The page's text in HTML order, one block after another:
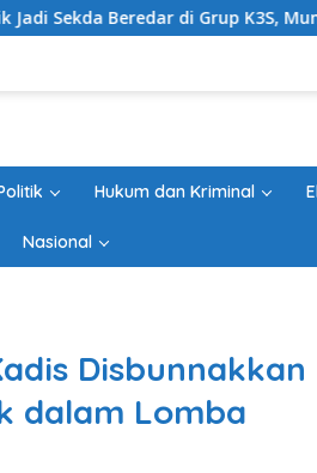
K3S, Munculkan Pertanyaan
Hukum dan Kriminal
Nasional
Disbunnakkan
dalam Lomba